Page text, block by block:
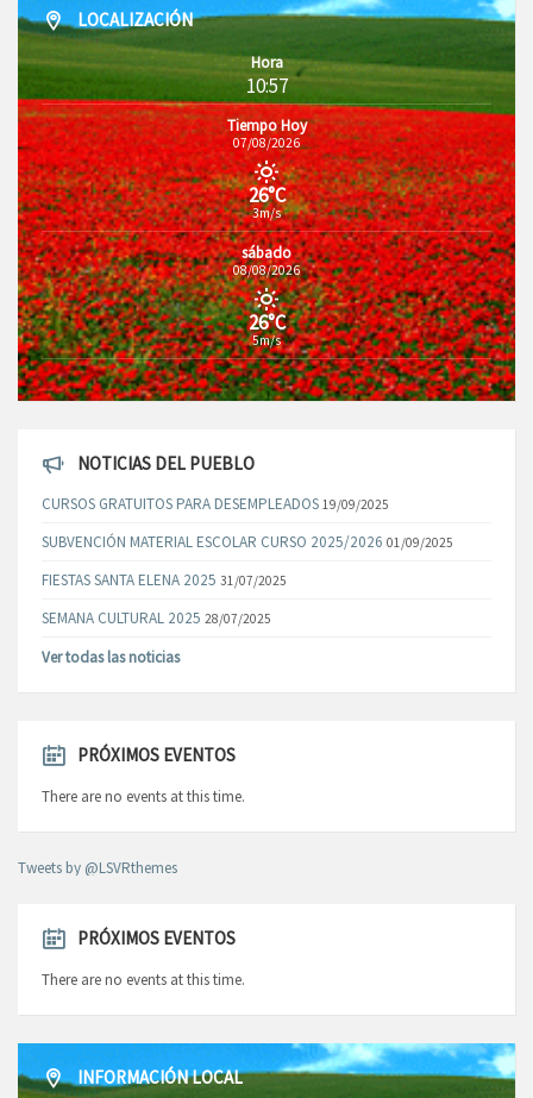
LOCALIZACIÓN
Hora
10:57
Tiempo Hoy
07/08/2026
26°C
3m/s
sábado
08/08/2026
26°C
5m/s
NOTICIAS DEL PUEBLO
CURSOS GRATUITOS PARA DESEMPLEADOS 19/09/2025
SUBVENCIÓN MATERIAL ESCOLAR CURSO 2025/2026 01/09/2025
FIESTAS SANTA ELENA 2025 31/07/2025
SEMANA CULTURAL 2025 28/07/2025
Ver todas las noticias
PRÓXIMOS EVENTOS
There are no events at this time.
Tweets by @LSVRthemes
PRÓXIMOS EVENTOS
There are no events at this time.
INFORMACIÓN LOCAL